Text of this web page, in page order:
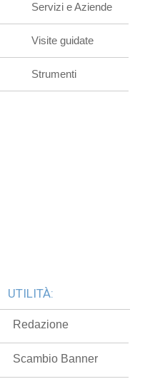
Servizi e Aziende
Visite guidate
Strumenti
UTILITÀ:
Redazione
Scambio Banner